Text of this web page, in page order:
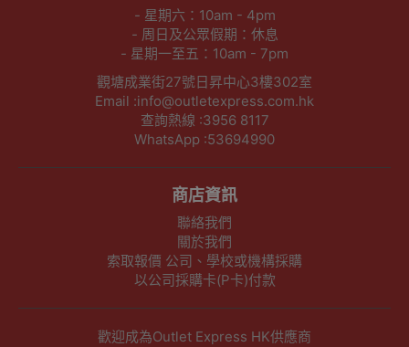
- 星期六：10am - 4pm
- 周日及公眾假期：休息
- 星期一至五：10am - 7pm
觀塘成業街27號日昇中心3樓302室
Email :info@outletexpress.com.hk
查詢熱線 :3956 8117
WhatsApp :53694990
商店資訊
聯絡我們
關於我們
索取報價 公司、學校或機構採購
以公司採購卡(P卡)付款
歡迎成為Outlet Express HK供應商